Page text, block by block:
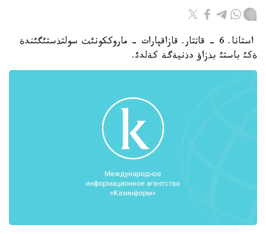
استانا. 6 - قاثتار. قازاقپارات - ماروككونئث سولتذستئگئندة
ةكئ باستئ بذزاؤ دذنيةگة كةلدئ.